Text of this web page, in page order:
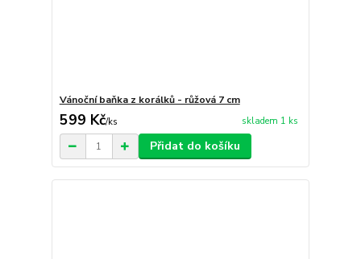
Vánoční baňka z korálků - růžová 7 cm
599 Kč/ks skladem 1 ks
Přidat do košíku